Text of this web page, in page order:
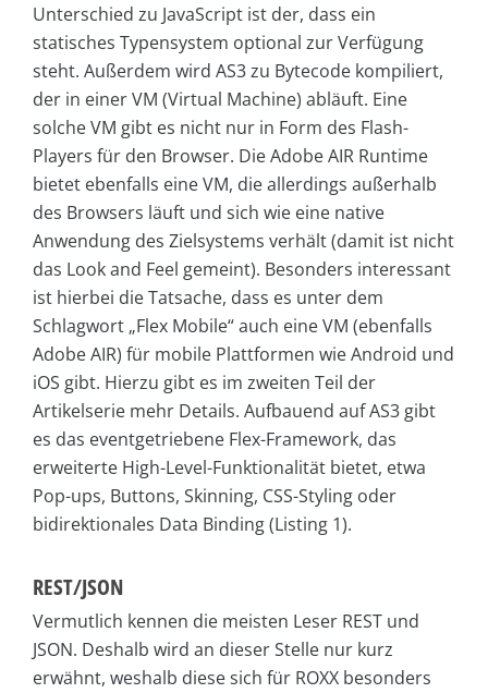
Unterschied zu JavaScript ist der, dass ein
statisches Typensystem optional zur Verfügung
steht. Außerdem wird AS3 zu Bytecode kompiliert,
der in einer VM (Virtual Machine) abläuft. Eine
solche VM gibt es nicht nur in Form des Flash-
Players für den Browser. Die Adobe AIR Runtime
bietet ebenfalls eine VM, die allerdings außerhalb
des Browsers läuft und sich wie eine native
Anwendung des Zielsystems verhält (damit ist nicht
das Look and Feel gemeint). Besonders interessant
ist hierbei die Tatsache, dass es unter dem
Schlagwort „Flex Mobile“ auch eine VM (ebenfalls
Adobe AIR) für mobile Plattformen wie Android und
iOS gibt. Hierzu gibt es im zweiten Teil der
Artikelserie mehr Details. Aufbauend auf AS3 gibt
es das eventgetriebene Flex-Framework, das
erweiterte High-Level-Funktionalität bietet, etwa
Pop-ups, Buttons, Skinning, CSS-Styling oder
bidirektionales Data Binding (Listing 1).
REST/JSON
Vermutlich kennen die meisten Leser REST und
JSON. Deshalb wird an dieser Stelle nur kurz
erwähnt, weshalb diese sich für ROXX besonders